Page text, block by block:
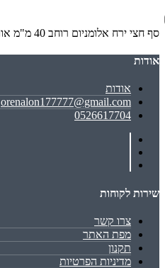
סף חצי ירח אלומניום רוחב 40 מ"מ אורך מוט 3 מטר
אודות
אודות
orenalon177777@gmail.com
0526617704
שירות לקוחות
צרו קשר
מפת האתר
תקנון
מדיניות הפרטיות